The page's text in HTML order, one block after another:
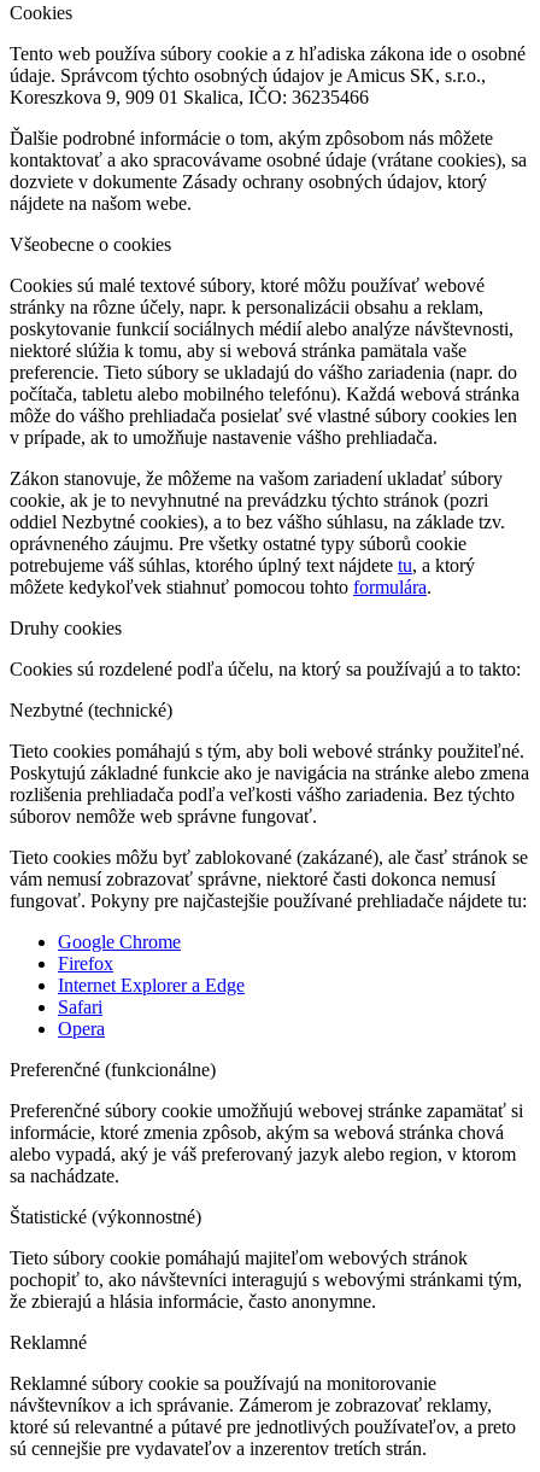
Cookies
Tento web používa súbory cookie a z hľadiska zákona ide o osobné
údaje. Správcom týchto osobných údajov je Amicus SK, s.r.o.,
Koreszkova 9, 909 01 Skalica, IČO: 36235466
Ďalšie podrobné informácie o tom, akým zpôsobom nás môžete
kontaktovať a ako spracovávame osobné údaje (vrátane cookies), sa
dozviete v dokumente Zásady ochrany osobných údajov, ktorý
nájdete na našom webe.
Všeobecne o cookies
Cookies sú malé textové súbory, ktoré môžu používať webové
stránky na rôzne účely, napr. k personalizácii obsahu a reklam,
poskytovanie funkcií sociálnych médií alebo analýze návštevnosti,
niektoré slúžia k tomu, aby si webová stránka pamätala vaše
preferencie. Tieto súbory se ukladajú do vášho zariadenia (napr. do
počítača, tabletu alebo mobilného telefónu). Každá webová stránka
môže do vášho prehliadača posielať své vlastné súbory cookies len
v prípade, ak to umožňuje nastavenie vášho prehliadača.
Zákon stanovuje, že môžeme na vašom zariadení ukladať súbory
cookie, ak je to nevyhnutné na prevádzku týchto stránok (pozri
oddiel Nezbytné cookies), a to bez vášho súhlasu, na základe tzv.
oprávneného záujmu. Pre všetky ostatné typy súborů cookie
potrebujeme váš súhlas, ktorého úplný text nájdete tu, a ktorý
môžete kedykoľvek stiahnuť pomocou tohto formulára.
Druhy cookies
Cookies sú rozdelené podľa účelu, na ktorý sa používajú a to takto:
Nezbytné (technické)
Tieto cookies pomáhajú s tým, aby boli webové stránky použiteľné.
Poskytujú základné funkcie ako je navigácia na stránke alebo zmena
rozlišenia prehliadača podľa veľkosti vášho zariadenia. Bez týchto
súborov nemôže web správne fungovať.
Tieto cookies môžu byť zablokované (zakázané), ale časť stránok se
vám nemusí zobrazovať správne, niektoré časti dokonca nemusí
fungovať. Pokyny pre najčastejšie používané prehliadače nájdete tu:
Google Chrome
Firefox
Internet Explorer a Edge
Safari
Opera
Preferenčné (funkcionálne)
Preferenčné súbory cookie umožňujú webovej stránke zapamätať si
informácie, ktoré zmenia zpôsob, akým sa webová stránka chová
alebo vypadá, aký je váš preferovaný jazyk alebo region, v ktorom
sa nachádzate.
Štatistické (výkonnostné)
Tieto súbory cookie pomáhajú majiteľom webových stránok
pochopiť to, ako návštevníci interagujú s webovými stránkami tým,
že zbierajú a hlásia informácie, často anonymne.
Reklamné
Reklamné súbory cookie sa používajú na monitorovanie
návštevníkov a ich správanie. Zámerom je zobrazovať reklamy,
ktoré sú relevantné a pútavé pre jednotlivých používateľov, a preto
sú cennejšie pre vydavateľov a inzerentov tretích strán.